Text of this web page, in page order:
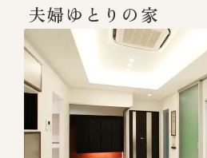
夫婦ゆとりの家